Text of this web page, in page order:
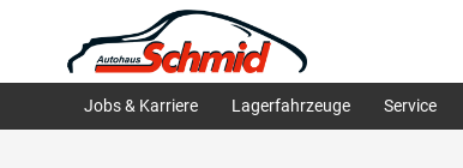
Jobs & Karriere Lagerfahrzeuge Service